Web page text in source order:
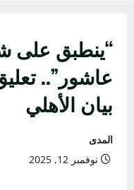
“ينطبق على
عاشور”..
بيان الأهلي
المدى
نوفمبر 12, 2025